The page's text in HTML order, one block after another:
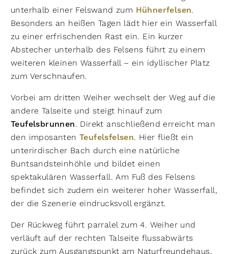
unterhalb einer Felswand zum Hühnerfelsen.
Besonders an heißen Tagen lädt hier ein Wasserfall
zu einer erfrischenden Rast ein. Ein kurzer
Abstecher unterhalb des Felsens führt zu einem
weiteren kleinen Wasserfall – ein idyllischer Platz
zum Verschnaufen.
Vorbei am dritten Weiher wechselt der Weg auf die
andere Talseite und steigt hinauf zum
Teufelsbrunnen. Direkt anschließend erreicht man
den imposanten Teufelsfelsen. Hier fließt ein
unterirdischer Bach durch eine natürliche
Buntsandsteinhöhle und bildet einen
spektakulären Wasserfall. Am Fuß des Felsens
befindet sich zudem ein weiterer hoher Wasserfall,
der die Szenerie eindrucksvoll ergänzt.
Der Rückweg führt parralel zum 4. Weiher und
verläuft auf der rechten Talseite flussabwärts
zurück zum Ausgangspunkt am Naturfreundehaus.